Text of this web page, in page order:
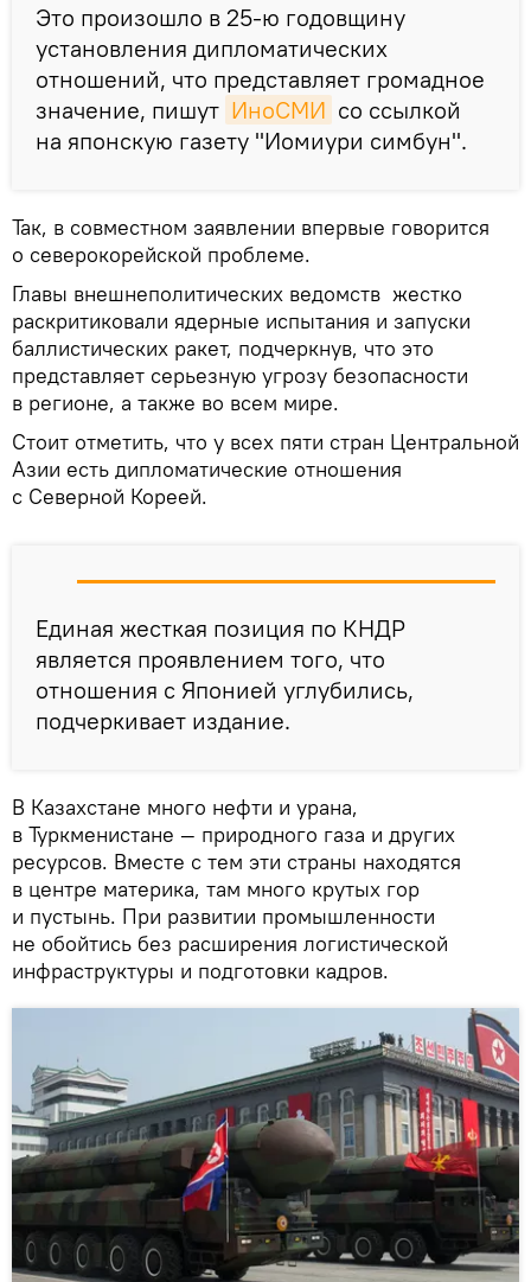
Это произошло в 25-ю годовщину
установления дипломатических
отношений, что представляет громадное
значение, пишут ИноСМИ со ссылкой
на японскую газету "Иомиури симбун".
Так, в совместном заявлении впервые говорится
о северокорейской проблеме.
Главы внешнеполитических ведомств жестко
раскритиковали ядерные испытания и запуски
баллистических ракет, подчеркнув, что это
представляет серьезную угрозу безопасности
в регионе, а также во всем мире.
Стоит отметить, что у всех пяти стран Центральной
Азии есть дипломатические отношения
с Северной Кореей.
Единая жесткая позиция по КНДР
является проявлением того, что
отношения с Японией углубились,
подчеркивает издание.
В Казахстане много нефти и урана,
в Туркменистане — природного газа и других
ресурсов. Вместе с тем эти страны находятся
в центре материка, там много крутых гор
и пустынь. При развитии промышленности
не обойтись без расширения логистической
инфраструктуры и подготовки кадров.